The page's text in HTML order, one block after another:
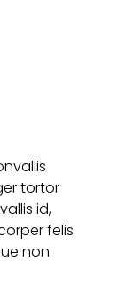
tortor
id,
felis
non